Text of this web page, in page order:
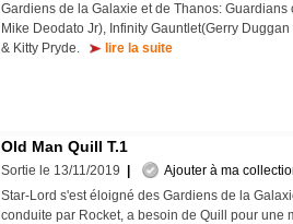
Gardiens de la Galaxie et de Thanos:
Mike Deodato Jr), Infinity Gauntlet(Gerry
& Kitty Pryde.
lire la suite
Old Man Quill T.1
Sortie le 13/11/2019
Ajouter à ma
Star-Lord s'est éloigné des Gardiens de la
conduite par Rocket, a besoin de Quill pour une